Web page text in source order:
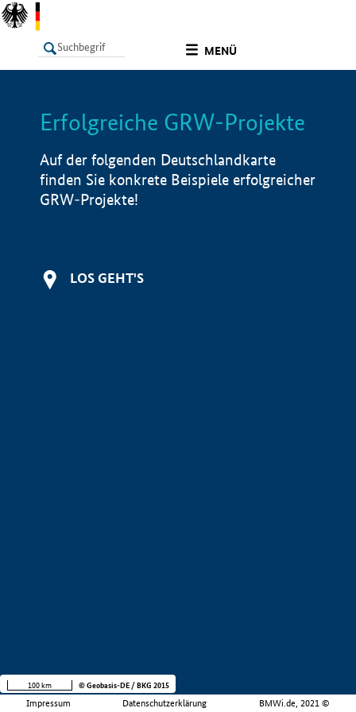
MENÜ
LISTE Info
Erfolgreiche GRW-Projekte
Auf der folgenden Deutschlandkarte
finden Sie konkrete Beispiele erfolgreicher
GRW-Projekte!
LOS GEHT'S
Impressum Datenschutzerklärung BMWi.de, 2021 ©
100 km © Geobasis-DE / BKG 2015